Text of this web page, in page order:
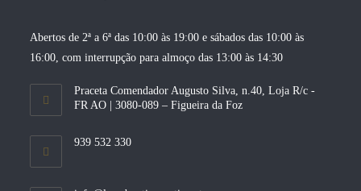
Abertos de 2ª a 6ª das 10:00 às 19:00 e sábados das 10:00 às
16:00, com interrupção para almoço das 13:00 às 14:30
Praceta Comendador Augusto Silva, n.40, Loja R/c -
FR AO | 3080-089 – Figueira da Foz
939 532 330